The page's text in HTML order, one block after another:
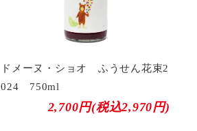
ドメーヌ・ショオ ふうせん花束2
024 750ml
2,700円(税込2,970円)